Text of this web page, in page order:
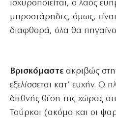
ισχυροποιείται, ο λαός
μπροστάρηδες, όμως,
διαφθορά, όλα θα
Βρισκόμαστε ακριβώς
εξελίσσεται κατ’ ευχήν. Ο
διεθνής θέση της χώρας
Τούρκοι (ακόμα και οι